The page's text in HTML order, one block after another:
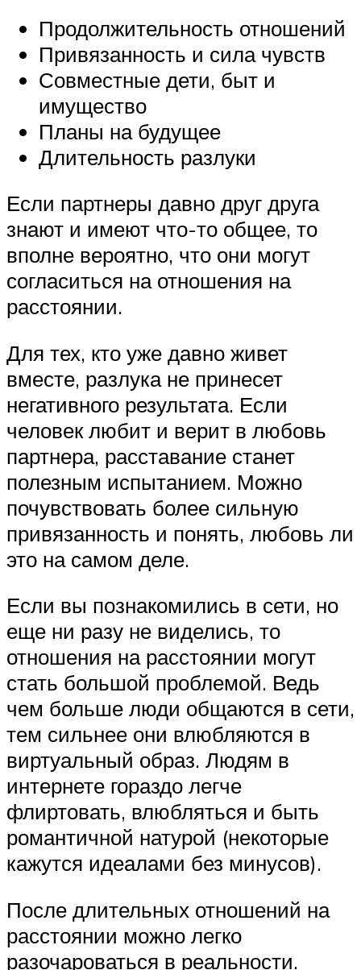
Продолжительность отношений
Привязанность и сила чувств
Совместные дети, быт и
имущество
Планы на будущее
Длительность разлуки
Если партнеры давно друг друга
знают и имеют что-то общее, то
вполне вероятно, что они могут
согласиться на отношения на
расстоянии.
Для тех, кто уже давно живет
вместе, разлука не принесет
негативного результата. Если
человек любит и верит в любовь
партнера, расставание станет
полезным испытанием. Можно
почувствовать более сильную
привязанность и понять, любовь ли
это на самом деле.
Если вы познакомились в сети, но
еще ни разу не виделись, то
отношения на расстоянии могут
стать большой проблемой. Ведь
чем больше люди общаются в сети,
тем сильнее они влюбляются в
виртуальный образ. Людям в
интернете гораздо легче
флиртовать, влюбляться и быть
романтичной натурой (некоторые
кажутся идеалами без минусов).
После длительных отношений на
расстоянии можно легко
разочароваться в реальности.